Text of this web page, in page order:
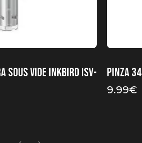
vide INKBIRD ISV-
Pinza
9.99€